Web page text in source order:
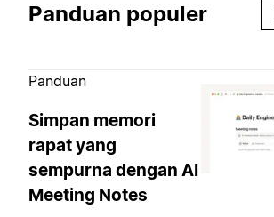
Panduan populer
Panduan
Simpan memori
rapat yang
sempurna dengan AI
Meeting Notes